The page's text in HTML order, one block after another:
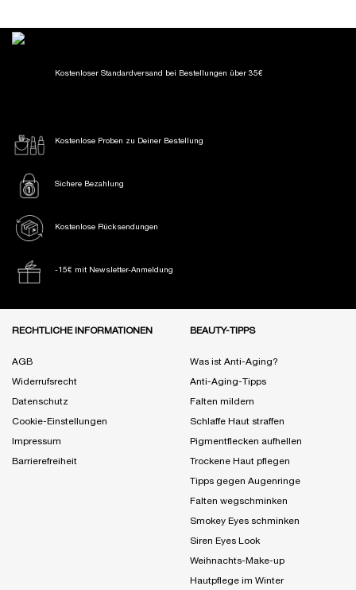
Kostenloser Standardversand bei Bestellungen über 35€
Kostenlose Proben zu Deiner Bestellung
Sichere Bezahlung
Kostenlose Rücksendungen
-15€ mit Newsletter-Anmeldung
RECHTLICHE INFORMATIONEN
AGB
Widerrufsrecht
Datenschutz
Cookie-Einstellungen
Impressum
Barrierefreiheit
BEAUTY-TIPPS
Was ist Anti-Aging?
Anti-Aging-Tipps
Falten mildern
Schlaffe Haut straffen
Pigmentflecken aufhellen
Trockene Haut pflegen
Tipps gegen Augenringe
Falten wegschminken
Smokey Eyes schminken
Siren Eyes Look
Weihnachts-Make-up
Hautpflege im Winter